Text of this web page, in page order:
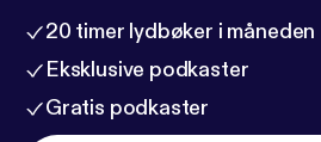
20 timer lydbøker i måneden
Eksklusive podkaster
Gratis podkaster